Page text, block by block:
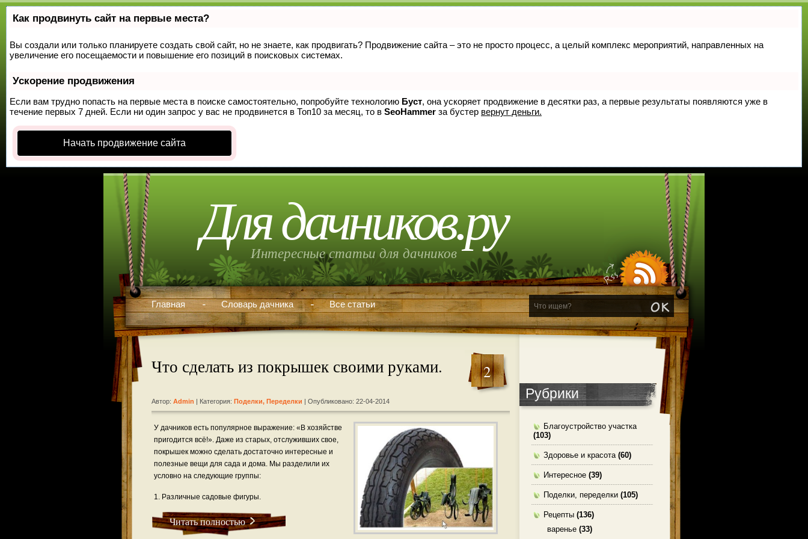
Как продвинуть сайт на первые места?
Вы создали или только планируете создать свой сайт, но не знаете, как продвигать? Продвижение сайта – это не просто процесс, а целый комплекс мероприятий, направленных на
увеличение его посещаемости и повышение его позиций в поисковых системах.
Ускорение продвижения
Если вам трудно попасть на первые места в поиске самостоятельно, попробуйте технологию Буст, она ускоряет продвижение в десятки раз, а первые результаты появляются уже в
течение первых 7 дней. Если ни один запрос у вас не продвинется в Топ10 за месяц, то в SeoHammer за бустер вернут деньги.
Начать продвижение сайта
Для дачников.ру
Интересные статьи для дачников
Главная Словарь дачника Все статьи
Что сделать из покрышек своими руками. 2
Автор: Admin | Категория: Поделки, Переделки | Опубликовано: 22-04-2014
У дачников есть популярное выражение: «В хозяйстве
пригодится всё!». Даже из старых, отслуживших свое,
покрышек можно сделать достаточно интересные и
полезные вещи для сада и дома. Мы разделили их
условно на следующие группы:
1. Различные садовые фигуры.
Читать полностью
Рубрики
Благоустройство участка
(103)
Здоровье и красота(60)
Интересное (39)
Поделки, переделки (105)
Рецепты (136)
варенье (33)